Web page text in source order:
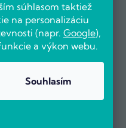
súhlasom taktiež
na personalizáciu
(napr. Google),
a výkon webu.
Souhlasím